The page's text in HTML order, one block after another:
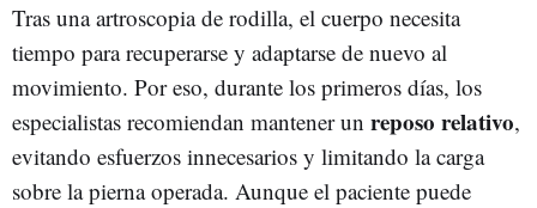
Tras una artroscopia de rodilla, el cuerpo necesita
tiempo para recuperarse y adaptarse de nuevo al
movimiento. Por eso, durante los primeros días, los
especialistas recomiendan mantener un reposo relativo,
evitando esfuerzos innecesarios y limitando la carga
sobre la pierna operada. Aunque el paciente puede